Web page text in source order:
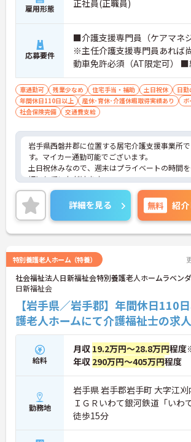
雇用形態 正社員(正職員)
応募要件
■介護支援専門員（ケアマネ
※主任介護支援専門員あれば
動車免許必須（AT限定可）
車通勤可 残業少なめ 住宅手当・補助 土日祝休
日勤
年間休日110日以上
産休･育休･介護休暇取得実績あり
ボ
社会保険完備
交通費支給
岩手県西磐井郡に位置する居宅介護支援事業所で
す。マイカー通勤可能でございます。
土日祝休みなので、週末はプライベートの時間を
切にしていただけます。
日勤のみで残業は月平均5時間程度ですので、勤
終了後の予定も立てやすいです。
ご興味のある方には、面接対策ポイントなど、
に詳細をお話しいたしますのでお気軽にご相談
さい！
詳細を見る 無料 紹介
特別養護老人ホーム（特養）
社会福祉法人日新福祉会特別養護老人ホームラベン
日新福祉会
【岩手県／岩手郡】年間休日110
護老人ホームにて介護福祉士の求
給料
月収 19.2万円～28.8万円程度
年収 290万円～405万円程度
勤務地
岩手県 岩手郡岩手町 大字江
ＩＧＲいわて銀河鉄道「いわ
徒歩15分